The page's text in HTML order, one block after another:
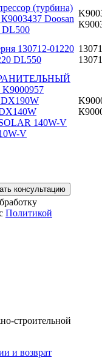
(турбина)
Doosan
130712-01220
DL550
140W-V
V
консультацию
Политикой
строительной
и возврат